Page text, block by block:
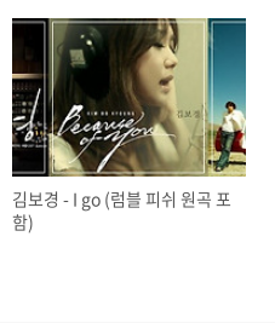
김보경 - I go (럼블 피쉬 원곡 포
함)